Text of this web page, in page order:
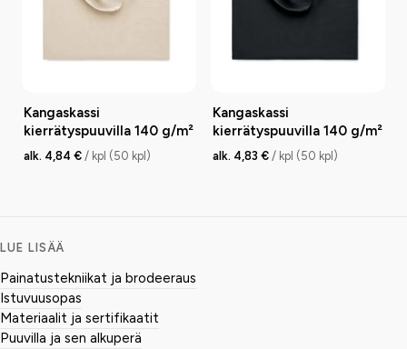
Kangaskassi
kierrätyspuuvilla 140 g/m²
alk. 4,84 € / kpl (50 kpl)
Kangaskassi
kierrätyspuuvilla 140 g/m²
alk. 4,83 € / kpl (50 kpl)
LUE LISÄÄ
Painatustekniikat ja brodeeraus
Istuvuusopas
Materiaalit ja sertifikaatit
Puuvilla ja sen alkuperä